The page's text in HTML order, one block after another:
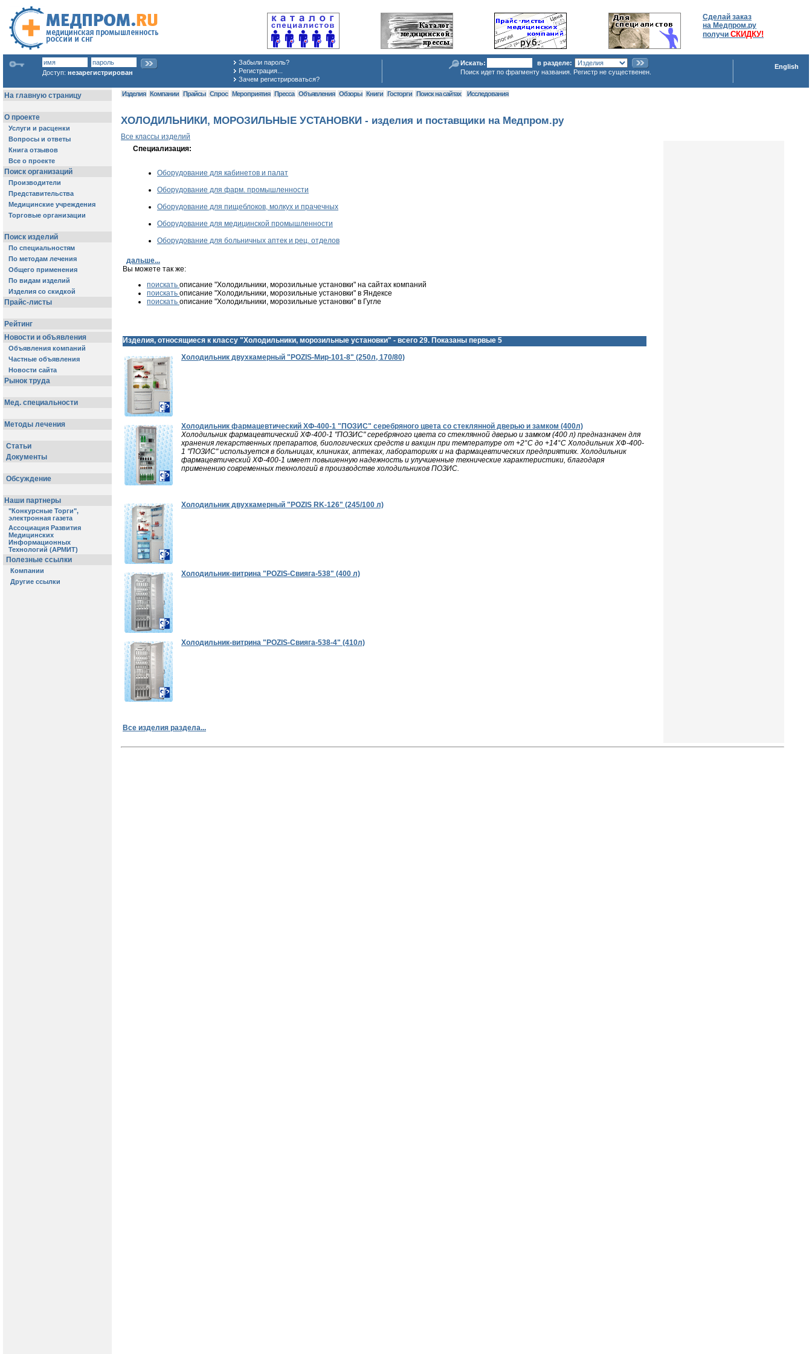
Сделай заказ
на Медпром.ру
получи СКИДКУ!
Доступ: незарегистрирован
Забыли пароль?
Регистрация...
Зачем регистрироваться?
Искать:
в разделе:
Поиск идет по фрагменту названия. Регистр не существенен.
English
Изделия Компании Прайсы Спрос Мероприятия Пресса Объявления Обзоры Книги Госторги Поиск на сайтах Исследования
ХОЛОДИЛЬНИКИ, МОРОЗИЛЬНЫЕ УСТАНОВКИ - изделия и поставщики на Медпром.ру
Все классы изделий
Специализация:
Оборудование для кабинетов и палат
Оборудование для фарм. промышленности
Оборудование для пищеблоков, молкух и прачечных
Оборудование для медицинской промышленности
Оборудование для больничных аптек и рец. отделов
дальше...
Вы можете так же:
поискать описание "Холодильники, морозильные установки" на сайтах компаний
поискать описание "Холодильники, морозильные установки" в Яндексе
поискать описание "Холодильники, морозильные установки" в Гугле
Изделия, относящиеся к классу "Холодильники, морозильные установки" - всего 29. Показаны первые 5
Холодильник двухкамерный "POZIS-Мир-101-8" (250л, 170/80)
Холодильник фармацевтический ХФ-400-1 "ПОЗИС" серебряного цвета со стеклянной дверью и замком (400л)
Холодильник фармацевтический ХФ-400-1 "ПОЗИС" серебряного цвета со стеклянной дверью и замком (400 л) предназначен для
хранения лекарственных препаратов, биологических средств и вакцин при температуре от +2°С до +14°С Холодильник ХФ-400-
1 "ПОЗИС" используется в больницах, клиниках, аптеках, лабораториях и на фармацевтических предприятиях. Холодильник
фармацевтический ХФ-400-1 имеет повышенную надежность и улучшенные технические характеристики, благодаря
применению современных технологий в производстве холодильников ПОЗИС.
Холодильник двухкамерный "POZIS RK-126" (245/100 л)
Холодильник-витрина "POZIS-Свияга-538" (400 л)
Холодильник-витрина "POZIS-Свияга-538-4" (410л)
Все изделия раздела...